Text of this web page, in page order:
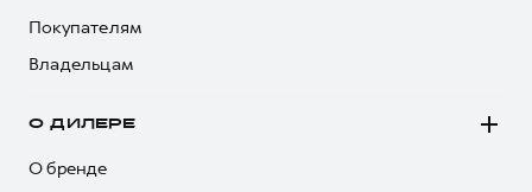
Покупателям
Владельцам
О ДИЛЕРЕ
О бренде